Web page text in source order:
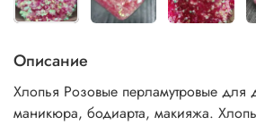
Описание
Хлопья Розовые перламутровые для
маникюра, бодиарта, макияжа.